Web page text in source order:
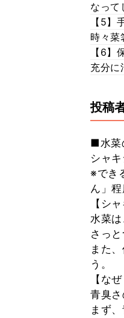
なって
【5】
時々菜
【6】
充分に
投稿
■水菜
シャ
※でき
ん」
【シ
水菜
さっと
また
う。
【なぜ
青臭さ
まず